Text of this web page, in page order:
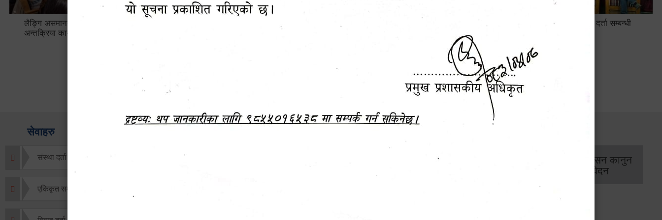
लैङ्गि असमानताका विबिध पक्षहरु विषयक
अन्तक्रिया कार्यक्रम
सामाजिक सुरक्षा तथा घटना दर्ता सम्बन्धी
सेवाहरु
संस्था दर्ता सिफारिस
एकिकृत सम्पत्ति कर/घर जग्गा कर
आर्थिक प्रशासन कानुन
/ प्रतिवेदन